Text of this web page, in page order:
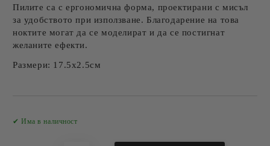
Пилите са с ергономична форма, проектирани с мисъл
за удобството при използване. Благодарение на това
ноктите могат да се моделират и да се постигнат
желаните ефекти.
Размери: 17.5х2.5см
✔ Има в наличност